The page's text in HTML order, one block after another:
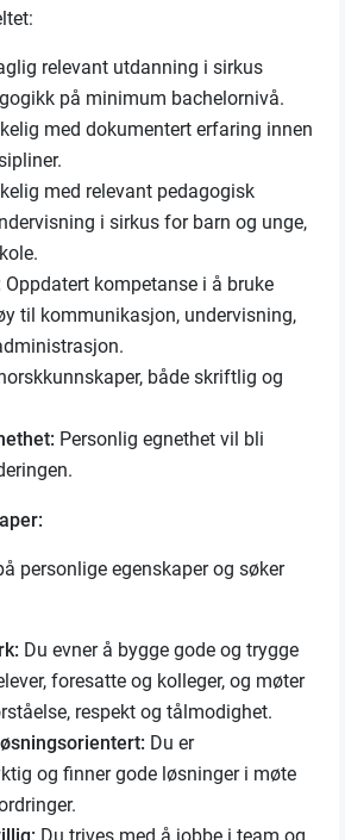
relevant utdanning i sirkus
på minimum bachelornivå.
med dokumentert erfaring innen
med relevant pedagogisk
i sirkus for barn og unge,
Oppdatert kompetanse i å bruke
til kommunikasjon, undervisning,
både skriftlig og
Personlig egnethet vil bli
personlige egenskaper og søker
Du evner å bygge gode og trygge
foresatte og kolleger, og møter
respekt og tålmodighet.
Du er
og finner gode løsninger i møte